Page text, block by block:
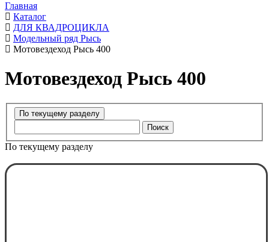
Главная
Каталог
ДЛЯ КВАДРОЦИКЛА
Модельный ряд Рысь
Мотовездеход Рысь 400
Мотовездеход Рысь 400
Поиск
По текущему разделу